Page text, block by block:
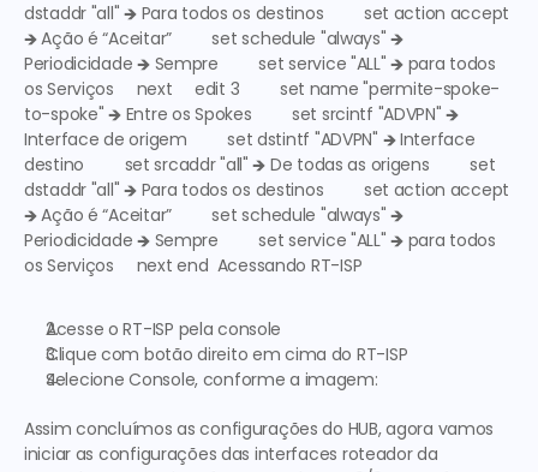
dstaddr "all" 🡺 Para todos os destinos set action accept
🡺 Ação é “Aceitar”
Periodicidade 🡺 Sempre set service "ALL" 🡺 para todos
os Serviços next     edit 3         set name "permite-spoke-
to-spoke" 🡺 Entre os Spokes
Interface de origem set dstintf "ADVPN" 🡺 Interface
destino set srcaddr "all" 🡺 De todas as origens set
dstaddr "all" 🡺 Para todos os destinos set action accept
🡺 Ação é “Aceitar”
Periodicidade 🡺 Sempre set service "ALL" 🡺 para todos
os Serviços next end Acessando RT-ISP
Acesse o RT-ISP pela console
Clique com botão direito em cima do RT-ISP
Selecione Console, conforme a imagem:
Assim concluímos as configurações do HUB, agora vamos
iniciar as configurações das interfaces roteador da